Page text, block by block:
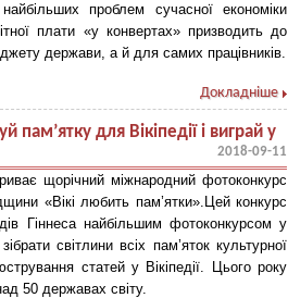
проблем сучасної економіки
плати «у конвертах» призводить до
держави, а й для самих працівників.
Докладніше
пам’ятку для Вікіпедії і виграй у
2018-09-11
щорічний міжнародний фотоконкурс
«Вікі любить пам’ятки».Цей конкурс
Гіннеса найбільшим фотоконкурсом у
світлини всіх пам’яток культурної
статей у Вікіпедії. Цього року
50 державах світу.